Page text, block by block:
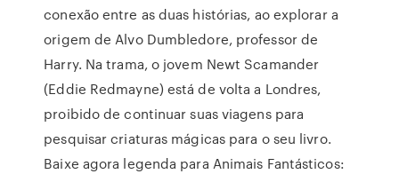
conexão entre as duas histórias, ao explorar a
origem de Alvo Dumbledore, professor de
Harry. Na trama, o jovem Newt Scamander
(Eddie Redmayne) está de volta a Londres,
proibido de continuar suas viagens para
pesquisar criaturas mágicas para o seu livro.
Baixe agora legenda para Animais Fantásticos: